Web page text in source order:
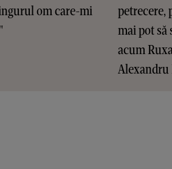
om care-mi
petrecere,
mai pot să
acum
Alexandru